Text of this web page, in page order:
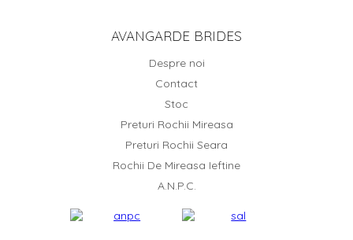
AVANGARDE BRIDES
Despre noi
Contact
Stoc
Preturi Rochii Mireasa
Preturi Rochii Seara
Rochii De Mireasa Ieftine
A.N.P.C.